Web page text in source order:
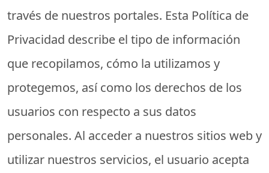
través de nuestros portales. Esta Política de
Privacidad describe el tipo de información
que recopilamos, cómo la utilizamos y
protegemos, así como los derechos de los
usuarios con respecto a sus datos
personales. Al acceder a nuestros sitios web y
utilizar nuestros servicios, el usuario acepta